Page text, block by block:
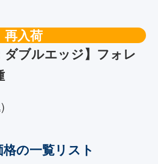
再入荷
ダブルエッジ】フォレ
の一覧リスト